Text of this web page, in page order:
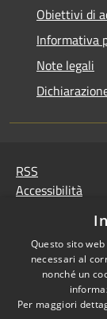
Obiettivi di
Informativa
Note legali
RSS
Accessibilità
Mappa del sito
Link
Protocollo Urbi
Cedolino Online
Questo sito
necessari al
nonché un
Per maggiori